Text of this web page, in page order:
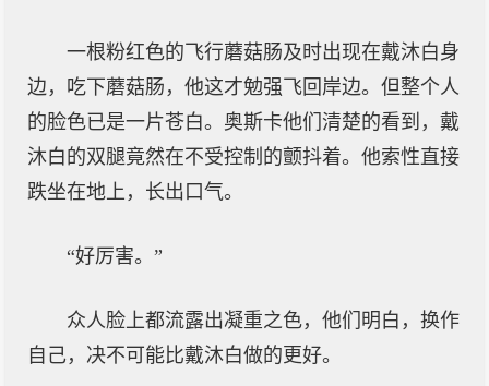
一根粉红色的飞行蘑菇肠及时出现在戴沐白身
边，吃下蘑菇肠，他这才勉强飞回岸边。但整个人
的脸色已是一片苍白。奥斯卡他们清楚的看到，戴
沐白的双腿竟然在不受控制的颤抖着。他索性直接
跌坐在地上，长出口气。
“好厉害。”
众人脸上都流露出凝重之色，他们明白，换作
自己，决不可能比戴沐白做的更好。